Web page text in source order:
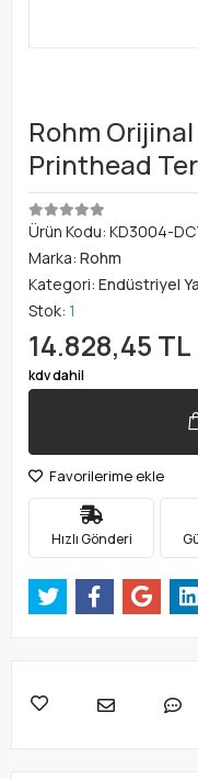
Rohm
Printhead
Ürün Kodu: KD3004-
Marka: Rohm
Kategori: Endüstriyel
Stok: 1
14.828,45 TL
kdv dahil
Favorilerime ekle
Hızlı Gönderi